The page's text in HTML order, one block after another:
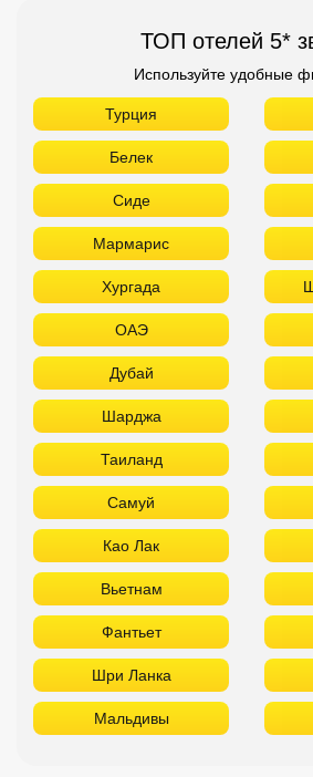
ТОП отелей 5*
Используйте удобные
Турция
Белек
Сиде
Мармарис
Хургада
ОАЭ
Дубай
Шарджа
Таиланд
Самуй
Као Лак
Вьетнам
Фантьет
Шри Ланка
Мальдивы